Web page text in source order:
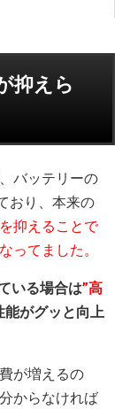
抑えら
バッテリーの
おり、本来の
抑えることで
ってました。
いる場合は”高
能がグッと向上
が増えるの
からなければ